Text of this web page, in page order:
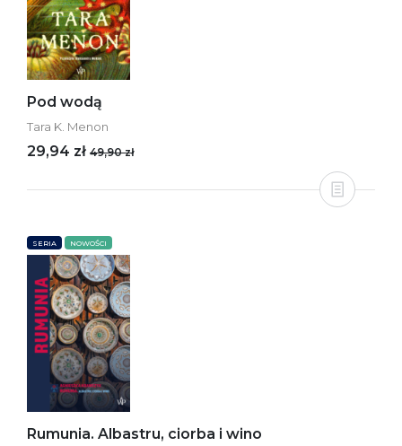
Pod wodą
Tara K. Menon
29,94 zł 49,90 zł
SERIA NOWOŚCI
Rumunia. Albastru, ciorba i wino